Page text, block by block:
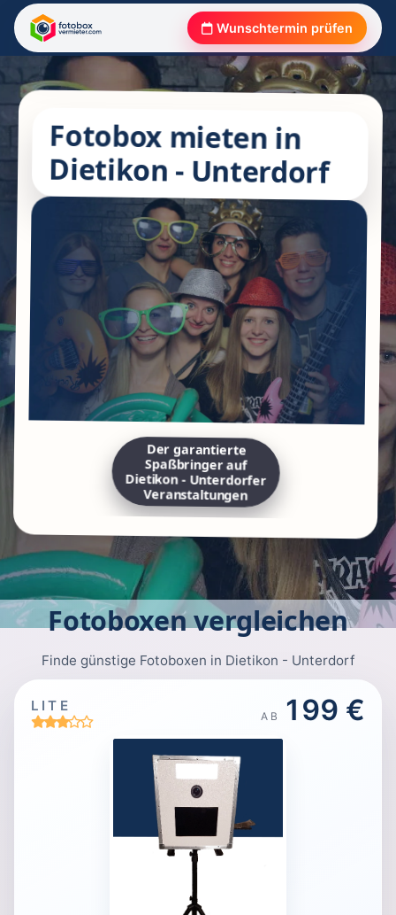
Wunschtermin prüfen
Fotobox mieten in
Dietikon - Unterdorf
Der garantierte
Spaßbringer auf
Dietikon - Unterdorfer
Veranstaltungen
Fotoboxen vergleichen
Finde günstige Fotoboxen in Dietikon - Unterdorf
LITE
AB 199 €